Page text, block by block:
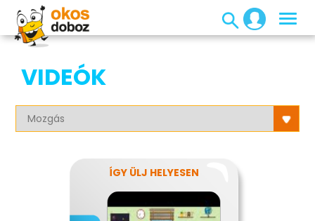
VIDEÓK
ÍGY ÜLJ HELYESEN